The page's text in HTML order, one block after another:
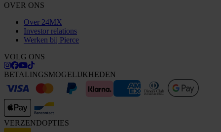
OVER ONS
Over 24MX
Investor relations
Werken bij Pierce
VOLG ONS
BETALINGSMOGELIJKHEDEN
VERZENDOPTIES